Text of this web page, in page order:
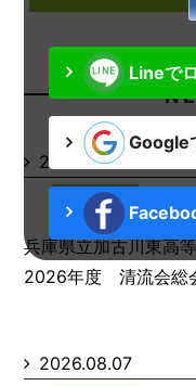
Lineで
Google
N
2026.08.07
お知らせ
兵庫県立加古川東高
2026年度 清流
2026.08.07